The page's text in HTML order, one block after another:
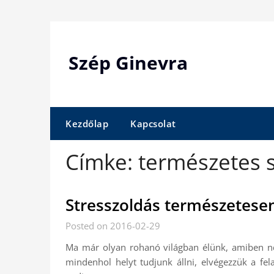
Szép Ginevra
Kezdőlap Kapcsolat
Címke: természetes
Stresszoldás
Posted on 2016-02-29
Ma már olyan rohanó világban élünk, amiben
mindenhol helyt tudjunk állni, elvégezzük a